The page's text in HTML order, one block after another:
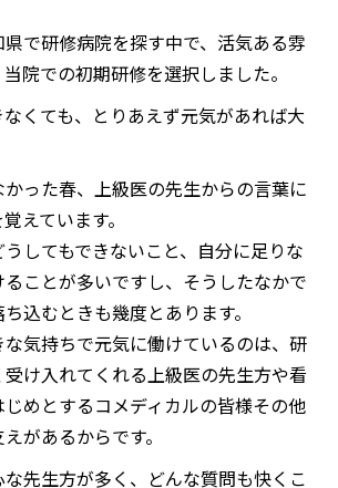
で研修病院を探す中で、活気ある雰
院での初期研修を選択しました。
なくても、とりあえず元気があれば大
った春、上級医の先生からの言葉に
えています。
してもできないこと、自分に足りな
ことが多いですし、そうしたなかで
込むときも幾度とあります。
気持ちで元気に働けているのは、研
け入れてくれる上級医の先生方や看
めとするコメディカルの皆様その他
があるからです。
先生方が多く、どんな質問も快くこ